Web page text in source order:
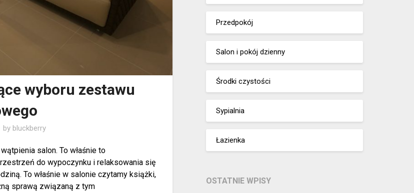
wyboru zestawu
by bluckberry
salon. To właśnie to
do wypoczynku i relaksowania się
To właśnie w salonie czytamy książki,
sprawą związaną z tym
Przedpokój
Salon i pokój dzienny
Środki czystości
Sypialnia
Łazienka
OSTATNIE WPISY